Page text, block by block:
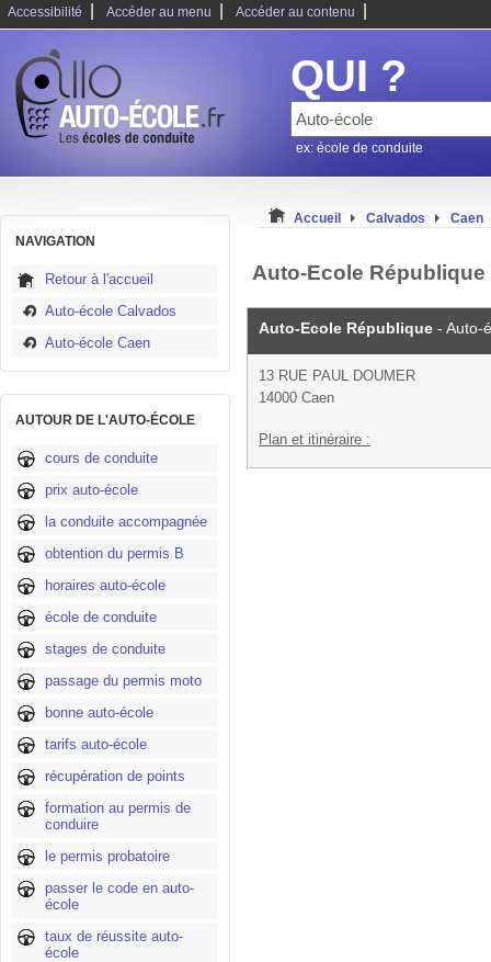
Accessibilité Accéder au menu Accéder au contenu
QUI ?
ex: école de conduite
NAVIGATION
Retour à l'accueil
Auto-école Calvados
Auto-école Caen
AUTOUR DE L'AUTO-ÉCOLE
cours de conduite
prix auto-école
la conduite accompagnée
obtention du permis B
horaires auto-école
école de conduite
stages de conduite
passage du permis moto
bonne auto-école
tarifs auto-école
récupération de points
formation au permis de
conduire
le permis probatoire
passer le code en auto-
école
taux de réussite auto-
école
Accueil Calvados Caen
Auto-Ecole République
Auto-Ecole République - Auto-
13 RUE PAUL DOUMER
14000 Caen
Plan et itinéraire :